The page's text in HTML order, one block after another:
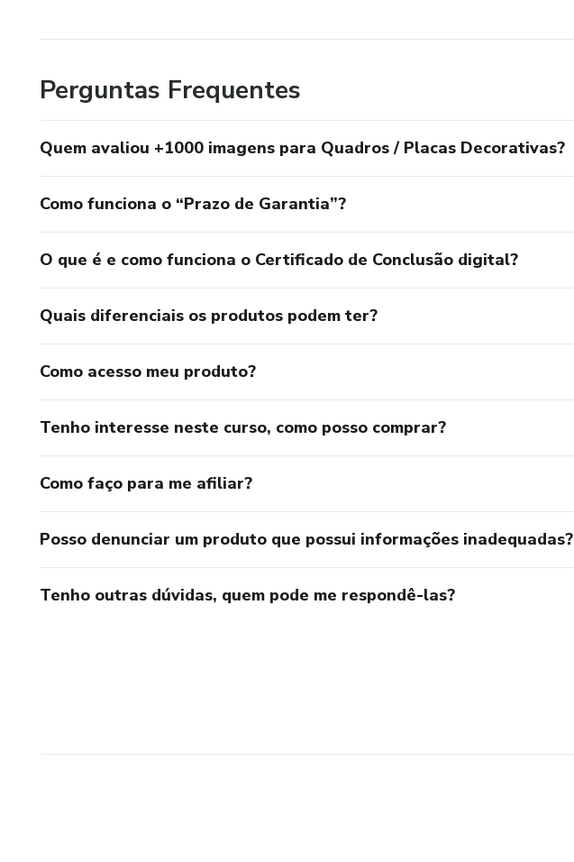
Perguntas Frequentes
Quem avaliou +1000 imagens para Quadros / Placas Decorativas?
Como funciona o “Prazo de Garantia”?
O que é e como funciona o Certificado de Conclusão digital?
Quais diferenciais os produtos podem ter?
Como acesso meu produto?
Tenho interesse neste curso, como posso comprar?
Como faço para me afiliar?
Posso denunciar um produto que possui informações inadequadas?
Tenho outras dúvidas, quem pode me respondê-las?